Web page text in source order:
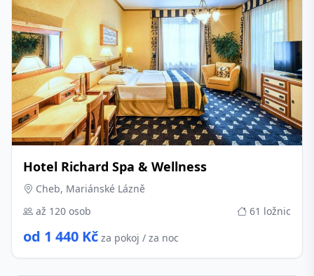
Hotel Richard Spa & Wellness
Cheb, Mariánské Lázně
až 120 osob
61 ložnic
od 1 440 Kč za pokoj / za noc